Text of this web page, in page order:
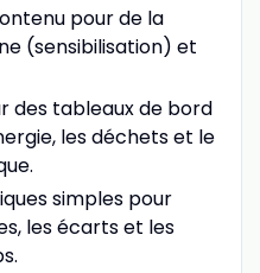
pour de la
(sensibilisation) et
des tableaux de bord
les déchets et le
simples pour
les écarts et les